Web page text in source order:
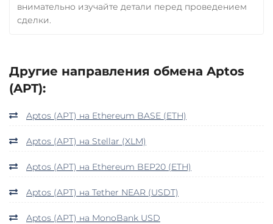
внимательно изучайте детали перед проведением
сделки.
Другие направления обмена Aptos
(APT):
Aptos (APT) на Ethereum BASE (ETH)
Aptos (APT) на Stellar (XLM)
Aptos (APT) на Ethereum BEP20 (ETH)
Aptos (APT) на Tether NEAR (USDT)
Aptos (APT) на MonoBank USD